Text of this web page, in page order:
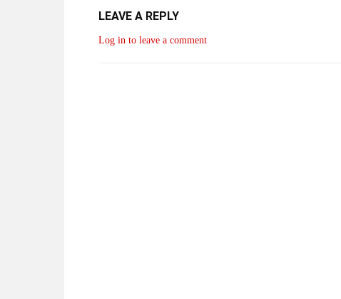
LEAVE A REPLY
Log in to leave a comment